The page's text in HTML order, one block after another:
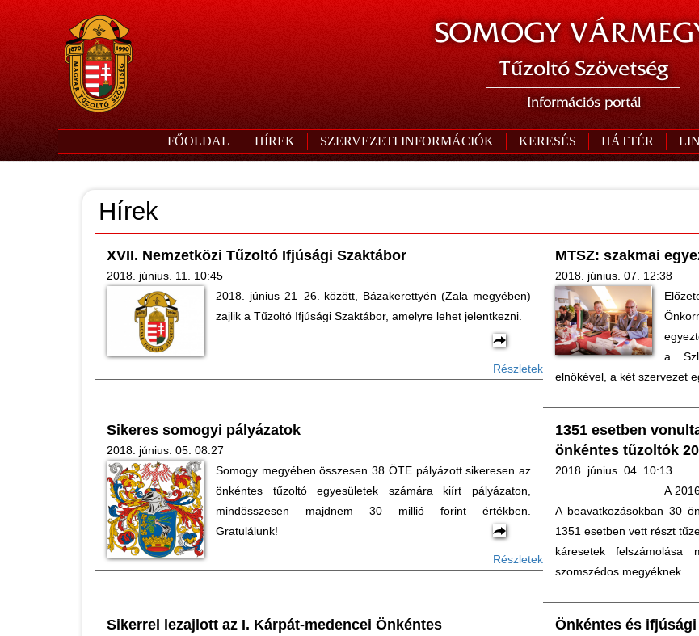
SOMOGY
Tűzoltó Szövetség
Információs portál
FŐOLDAL HÍREK SZERVEZETI INFORMÁCIÓK KERESÉS HÁTTÉR
Hírek
XVII. Nemzetközi Tűzoltó Ifjúsági Szaktábor
2018. június. 11. 10:45
2018. június 21–26. között, Bázakerettyén (Zala megyében)
zajlik a Tűzoltó Ifjúsági Szaktábor, amelyre lehet jelentkezni.
Részletek
MTSZ: szakmai
2018. június. 07. 12:38
a
elnökével, a két szervezet
Sikeres somogyi pályázatok
2018. június. 05. 08:27
Somogy megyében összesen 38 ÖTE pályázott sikeresen az
önkéntes tűzoltó egyesületek számára kiírt pályázaton,
mindösszesen majdnem 30 millió forint értékben.
Gratulálunk!
Részletek
1351 esetben
önkéntes tűzoltók
2018. június. 04. 10:13
A
A beavatkozásokban 30
1351 esetben vett részt
káresetek felszámolása
szomszédos megyéknek.
Sikerrel lezajlott az I. Kárpát-medencei Önkéntes
Önkéntes és